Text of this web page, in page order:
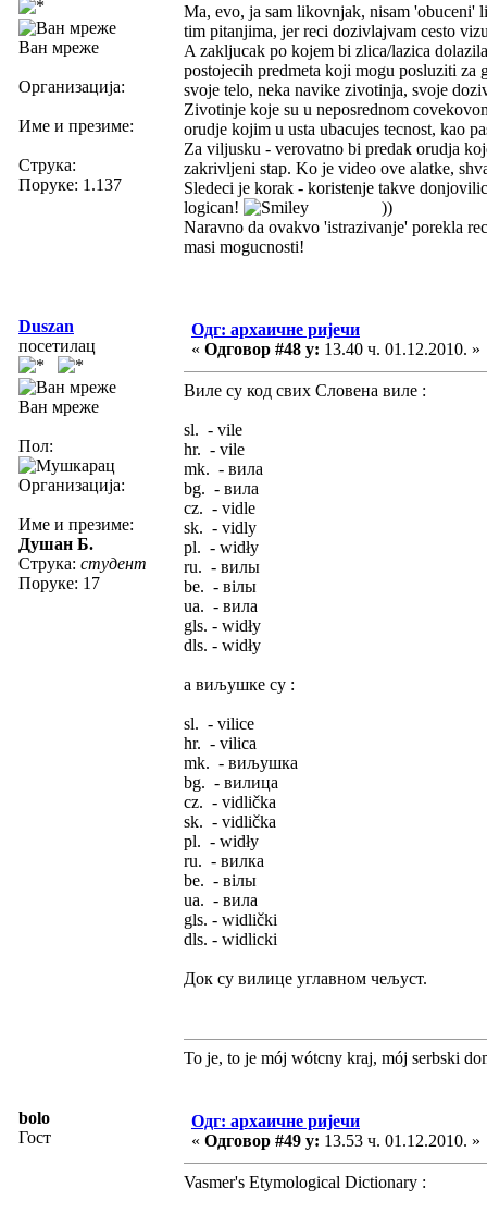
Ван мреже
Организација:
Име и презиме:
Струка:
Поруке: 1.137
Ma, evo, ja sam likovnjak, nisam 'obuceni'
tim pitanjima, jer reci dozivlajvam cesto
A zakljucak po kojem bi zlica/lazica
postojecih predmeta koji mogu posluziti za
svoje telo, neka navike zivotinja, svoje
Zivotinje koje su u neposrednom
orudje kojim u usta ubacujes tecnost, kao
Za viljusku - verovatno bi predak orudja
zakrivljeni stap. Ko je video ove alatke,
Sledeci je korak - koristenje takve
logican!
))
Naravno da ovakvo 'istrazivanje' porekla
masi mogucnosti!
Duszan
посетилац
Ван мреже
Пол:
Организација:
Име и презиме:
Душан Б.
Струка: студент
Поруке: 17
Одг: архаичне ријечи
« Одговор #48 у: 13.40 ч. 01.12.2010. »
Виле су код свих Словена виле :
sl. - vile
hr. - vile
mk. - вила
bg. - вила
cz. - vidle
sk. - vidly
pl. - widły
ru. - вилы
be. - вілы
ua. - вила
gls. - widły
dls. - widły
а виљушке су :
sl. - vilice
hr. - vilicа
mk. - виљушка
bg. - вилица
cz. - vidlička
sk. - vidlička
pl. - widły
ru. - вилка
be. - вілы
ua. - вила
gls. - widlički
dls. - widlicki
Док су вилице углавном чељуст.
To je, to je mój wótcny kraj, mój serbski
bolo
Гост
Одг: архаичне ријечи
« Одговор #49 у: 13.53 ч. 01.12.2010. »
Vasmer's Etymological Dictionary :